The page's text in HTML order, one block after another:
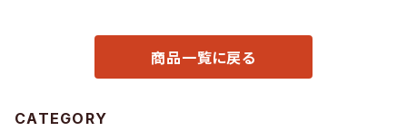
商品一覧に戻る
CATEGORY